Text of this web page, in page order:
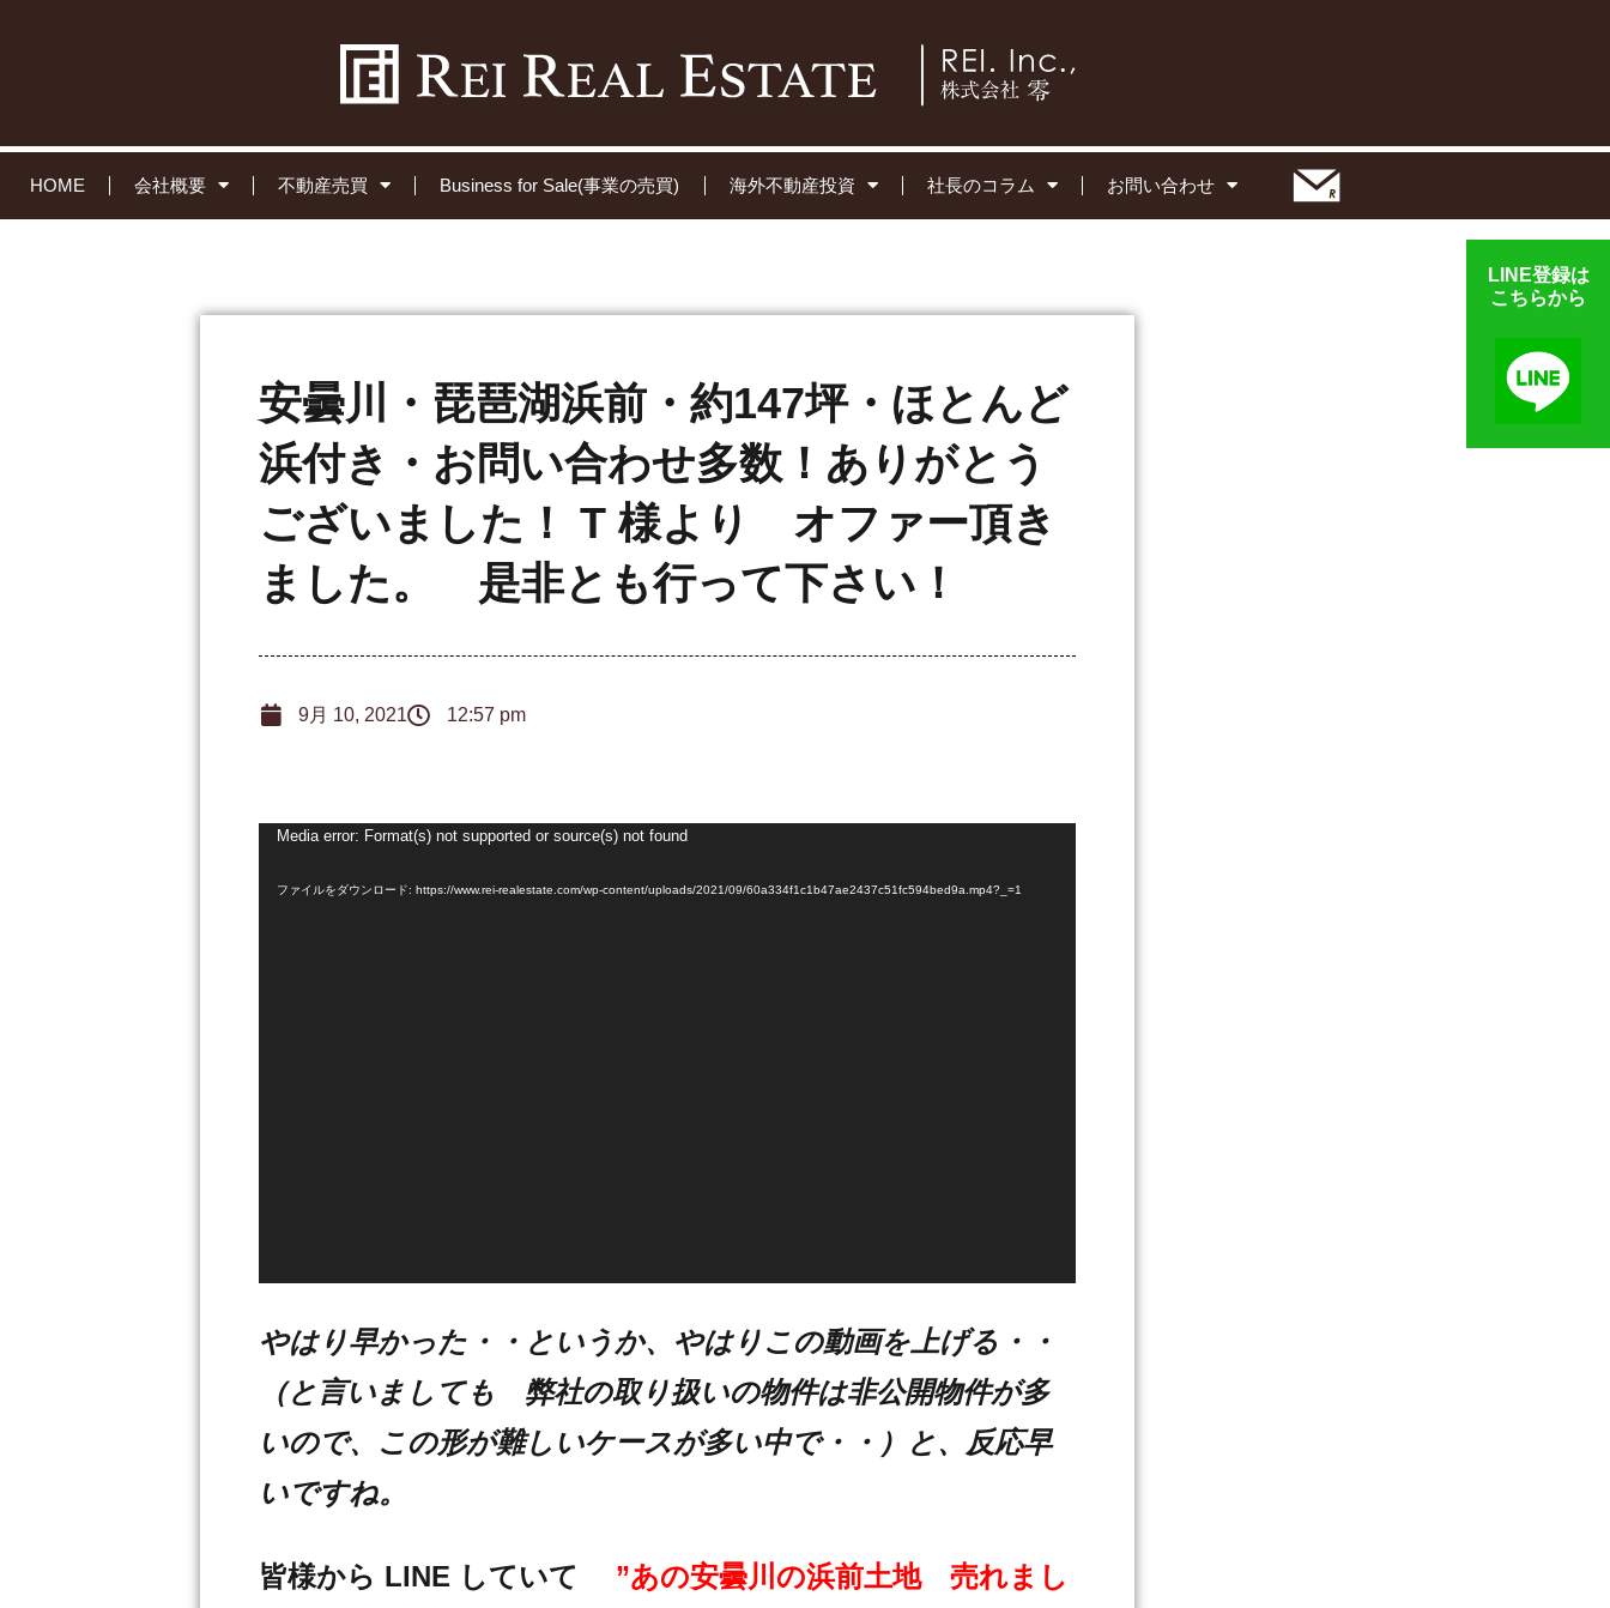
HOME 会社概要 不動産売買 Business for Sale(事業の売買) 海外不動産投資 社長のコラム お問い合わせ
LINE登録は
こちらから
安曇川・琵琶湖浜前・約147坪・ほとんど
浜付き・お問い合わせ多数！ありがとう
ございました！ T 様より オファー頂き
ました。 是非とも行って下さい！
9月 10, 2021 12:57 pm
Media error: Format(s) not supported or source(s) not found
ファイルをダウンロード: https://www.rei-realestate.com/wp-content/uploads/2021/09/60a334f1c1b47ae2437c51fc594bed9a.mp4?_=1
やはり早かった・・というか、やはりこの動画を上げる・・
（と言いましても 弊社の取り扱いの物件は非公開物件が多
いので、この形が難しいケースが多い中で・・）と、反応早
いですね。
皆様から LINE していて ”あの安曇川の浜前土地 売れまし